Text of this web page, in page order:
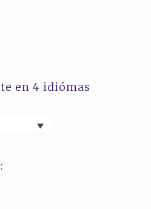
en 4 idiómas